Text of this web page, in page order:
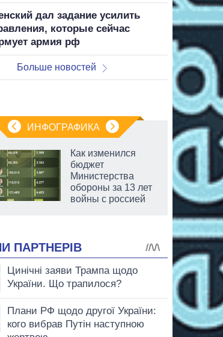
дал задание усилить
которые сейчас
армия рф
Больше новостей
ИНФОГРАФИКА
Как изменился
бюджет
Министерства
обороны за 13 лет
войны с россией